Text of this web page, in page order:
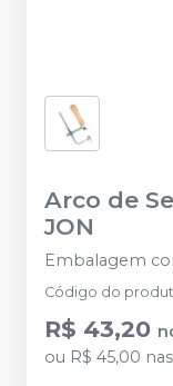
Arco de
JON
Embalagem
Código do
R$ 43,20
ou R$ 45,00